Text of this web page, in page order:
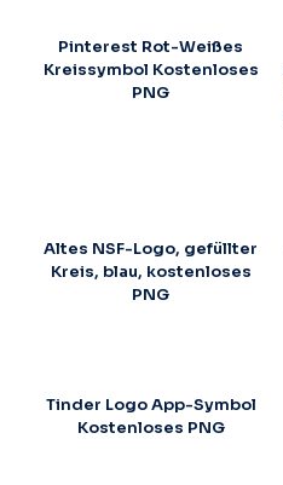
Pinterest Rot-Weißes
Kreissymbol Kostenloses
PNG
Altes NSF-Logo, gefüllter
Kreis, blau, kostenloses
PNG
Tinder Logo App-Symbol
Kostenloses PNG